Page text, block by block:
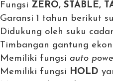
Fungsi ZERO, STABLE,
Garansi 1 tahun berikut
Didukung oleh suku
Timbangan gantung
Memiliki fungsi auto
Memiliki fungsi HOLD